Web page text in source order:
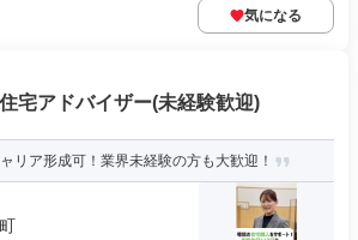
気になる
宅アドバイザー(未経験歓迎)
リア形成可！業界未経験の方も大歓迎！